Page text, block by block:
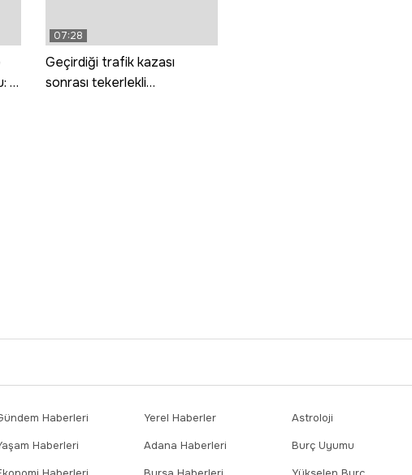
4
07:28
Geçirdiği trafik kazası
sonrası tekerlekli
Haberleri
Haberleri
Yerel Haberler
Adana Haberleri
Astroloji
Burç Uyumu